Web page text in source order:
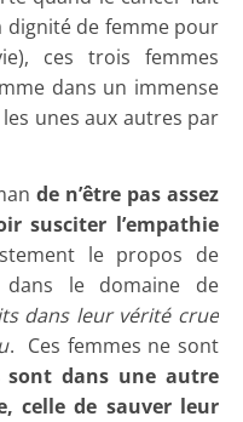
dignité de femme pour
ces trois femmes
dans un immense
unes aux autres par
de n’être pas assez
susciter l’empathie
le propos de
le domaine de
dans leur vérité crue
. Ces femmes ne sont
sont dans une autre
celle de sauver leur